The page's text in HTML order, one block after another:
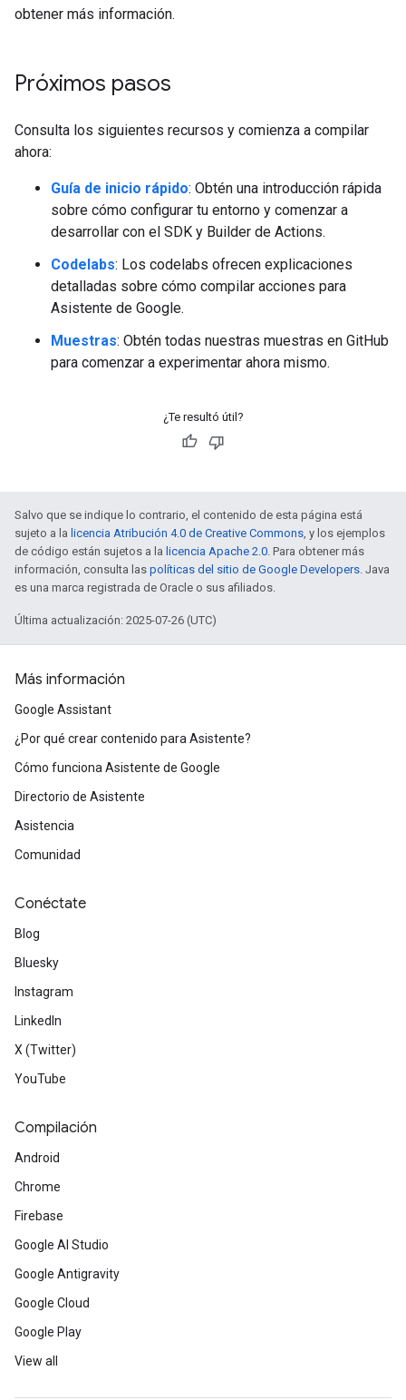
obtener más información.
Próximos pasos
Consulta los siguientes recursos y comienza a compilar
ahora:
Guía de inicio rápido: Obtén una introducción rápida
sobre cómo configurar tu entorno y comenzar a
desarrollar con el SDK y Builder de Actions.
Codelabs: Los codelabs ofrecen explicaciones
detalladas sobre cómo compilar acciones para
Asistente de Google.
Muestras: Obtén todas nuestras muestras en GitHub
para comenzar a experimentar ahora mismo.
¿Te resultó útil?
Salvo que se indique lo contrario, el contenido de esta página está
sujeto a la licencia Atribución 4.0 de Creative Commons , y los ejemplos
de código están sujetos a la licencia Apache 2.0 . Para obtener más
información, consulta las políticas del sitio de Google Developers . Java
es una marca registrada de Oracle o sus afiliados.
Última actualización: 2025-07-26 (UTC)
Más información
Google Assistant
¿Por qué crear contenido para Asistente?
Cómo funciona Asistente de Google
Directorio de Asistente
Asistencia
Comunidad
Conéctate
Blog
Bluesky
Instagram
LinkedIn
X (Twitter)
YouTube
Compilación
Android
Chrome
Firebase
Google AI Studio
Google Antigravity
Google Cloud
Google Play
View all